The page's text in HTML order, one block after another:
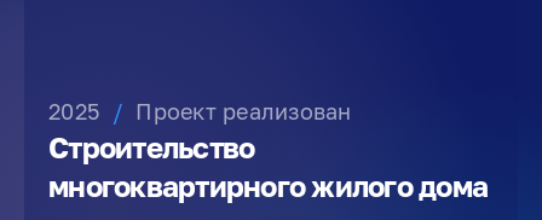
2025 / Проект реализован
Строительство
многоквартирного жилого дома